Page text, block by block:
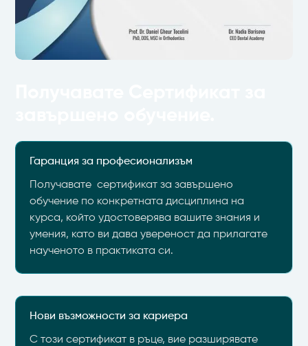
Гаранция за професионализъм
Получавате сертификат за завършено
обучение по конкретната дисциплина на
курса, който удостоверява вашите знания и
умения, като ви дава увереност да прилагате
наученото в практиката си.
Нови възможности за кариера
С този сертификат в ръце, вие разширявате